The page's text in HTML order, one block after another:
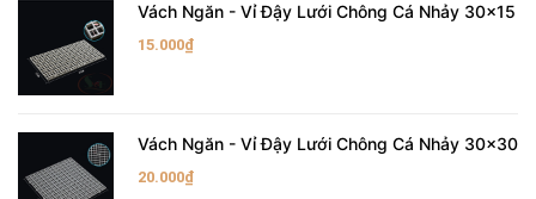
Vách Ngăn - Vỉ Đậy Lưới Chông Cá Nhảy 30x15
15.000₫
Vách Ngăn - Vỉ Đậy Lưới Chông Cá Nhảy 30x30
20.000₫